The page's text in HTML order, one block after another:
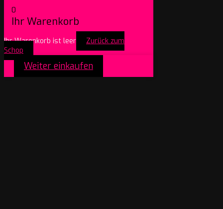
0
Ihr Warenkorb
Ihr Warenkorb ist leer
Zurück zum
Schop
Weiter einkaufen